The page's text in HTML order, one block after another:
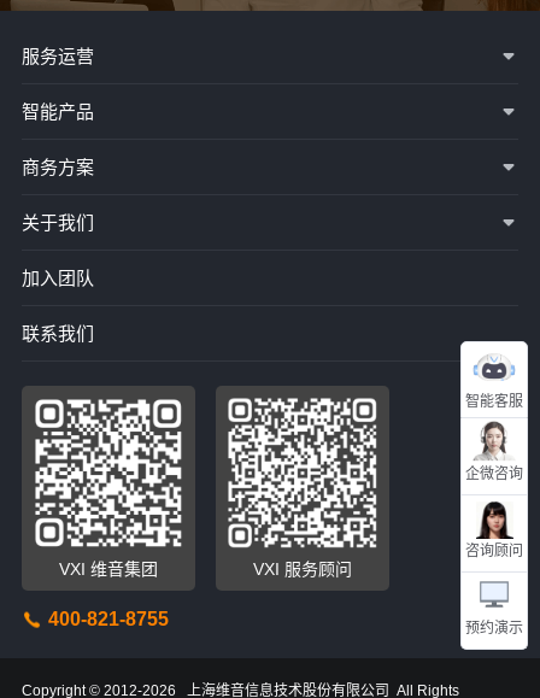
智能客服
企微咨询
咨询顾问
预约演示
服务运营
智能产品
商务方案
关于我们
加入团队
联系我们
VXI 维音集团 VXI 服务顾问
400-821-8755
Copyright © 2012-2026 上海维音信息技术股份有限公司 All Rights